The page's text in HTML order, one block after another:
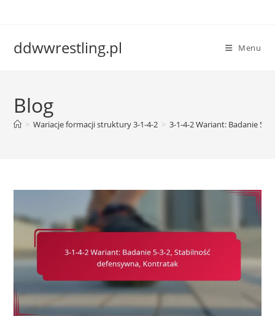
ddwwrestling.pl Menu
Blog
> Wariacje formacji struktury 3-1-4-2 > 3-1-4-2 Wariant: Badanie 5-